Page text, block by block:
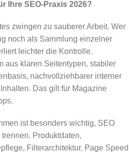
Ihre SEO-Praxis 2026?
zwingen zu sauberer Arbeit. Wer
noch als Sammlung einzelner
leichter die Kontrolle.
aus klaren Seitentypen, stabiler
nachvollziehbarer interner
Das gilt für Magazine
ist besonders wichtig, SEO
Produktdaten,
Filterarchitektur, Page Speed